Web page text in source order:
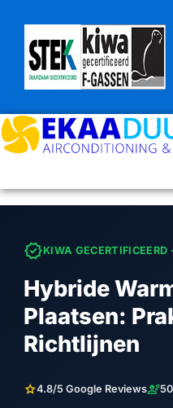
content
verifiedKIWA GECERTIFICEERD
Hybride
Plaatsen:
Richtlijnen
star4.8/5 Google Reviewsengineering